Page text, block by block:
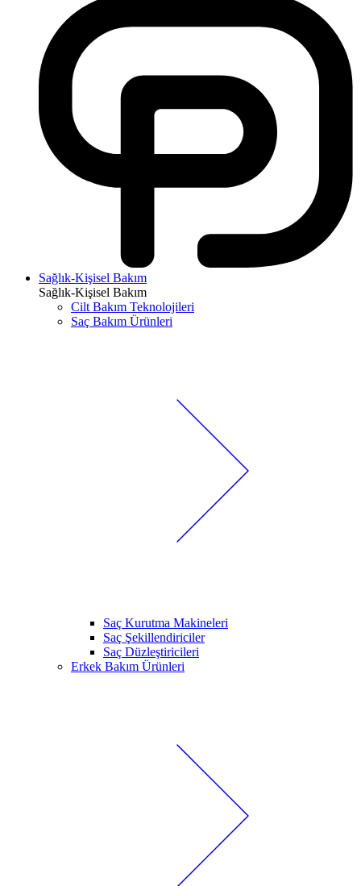
Sağlık-Kişisel Bakım
Sağlık-Kişisel Bakım
Cilt Bakım Teknolojileri
Saç Bakım Ürünleri
Saç Kurutma Makineleri
Saç Şekillendiriciler
Saç Düzleştiricileri
Erkek Bakım Ürünleri